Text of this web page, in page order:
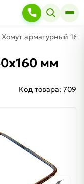
Хомут арматурный
мм
Код товара: 709